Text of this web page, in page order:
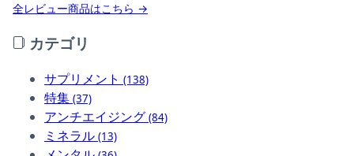
全レビュー商品はこちら →
カテゴリ
サプリメント (138)
特集 (37)
アンチエイジング (84)
ミネラル (13)